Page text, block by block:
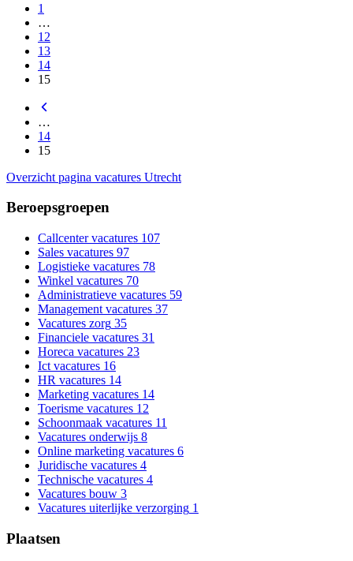
1
…
12
13
14
15
…
14
15
Overzicht pagina vacatures Utrecht
Beroepsgroepen
Callcenter vacatures 107
Sales vacatures 97
Logistieke vacatures 78
Winkel vacatures 70
Administratieve vacatures 59
Management vacatures 37
Vacatures zorg 35
Financiele vacatures 31
Horeca vacatures 23
Ict vacatures 16
HR vacatures 14
Marketing vacatures 14
Toerisme vacatures 12
Schoonmaak vacatures 11
Vacatures onderwijs 8
Online marketing vacatures 6
Juridische vacatures 4
Technische vacatures 4
Vacatures bouw 3
Vacatures uiterlijke verzorging 1
Plaatsen